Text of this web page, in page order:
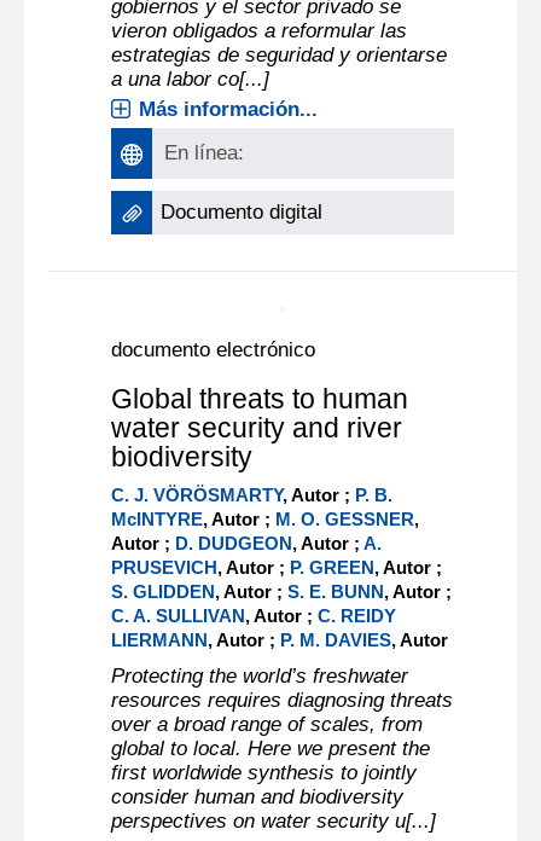
Luego del atentado del 11 de
setiembre de 2001 la dinámica de
control del comercio internacional
cambió en forma radical. Los
gobiernos y el sector privado se
vieron obligados a reformular las
estrategias de seguridad y orientarse
a una labor co[...]
Más información...
Documento digital
documento electrónico
Global threats to human
water security and river
biodiversity
C. J. VÖRÖSMARTY , Autor ;P. B.
McINTYRE, Autor ;M. O. GESSNER
Autor ;D. DUDGEON, Autor ;A.
PRUSEVICH, Autor ;P. GREEN
, Autor ;
S. GLIDDEN
, Autor ; S. E. BUNN
, Autor ;
C. A. SULLIVAN
, Autor ;C. REIDY
LIERMANN
, Autor ; P. M. DAVIES , Autor
Protecting the world’s freshwater
resources requires diagnosing threats
over a broad range of scales, from